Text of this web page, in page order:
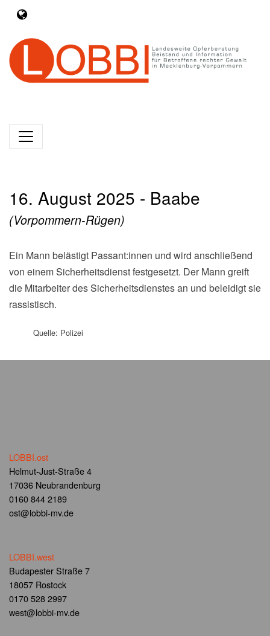
16. August 2025 - Baabe
(Vorpommern-Rügen)
Ein Mann belästigt Passant:innen und wird anschließend
von einem Sicherheitsdienst festgesetzt. Der Mann greift
die Mitarbeiter des Sicherheitsdienstes an und beleidigt sie
rassistisch.
Quelle: Polizei
LOBBI.ost
Helmut-Just-Straße 4
17036 Neubrandenburg
0160 844 2189
ost@lobbi-mv.de
LOBBI.west
Budapester Straße 7
18057 Rostock
0170 528 2997
west@lobbi-mv.de